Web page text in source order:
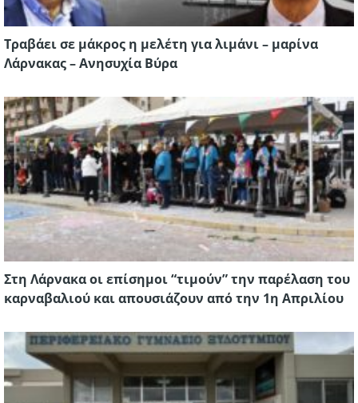
Τραβάει σε μάκρος η μελέτη για λιμάνι – μαρίνα
Λάρνακας – Ανησυχία Βύρα
Στη Λάρνακα οι επίσημοι “τιμούν” την παρέλαση του
καρναβαλιού και απουσιάζουν από την 1η Απριλίου